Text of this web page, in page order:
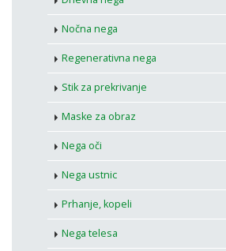
Nočna nega
Regenerativna nega
Stik za prekrivanje
Maske za obraz
Nega oči
Nega ustnic
Prhanje, kopeli
Nega telesa